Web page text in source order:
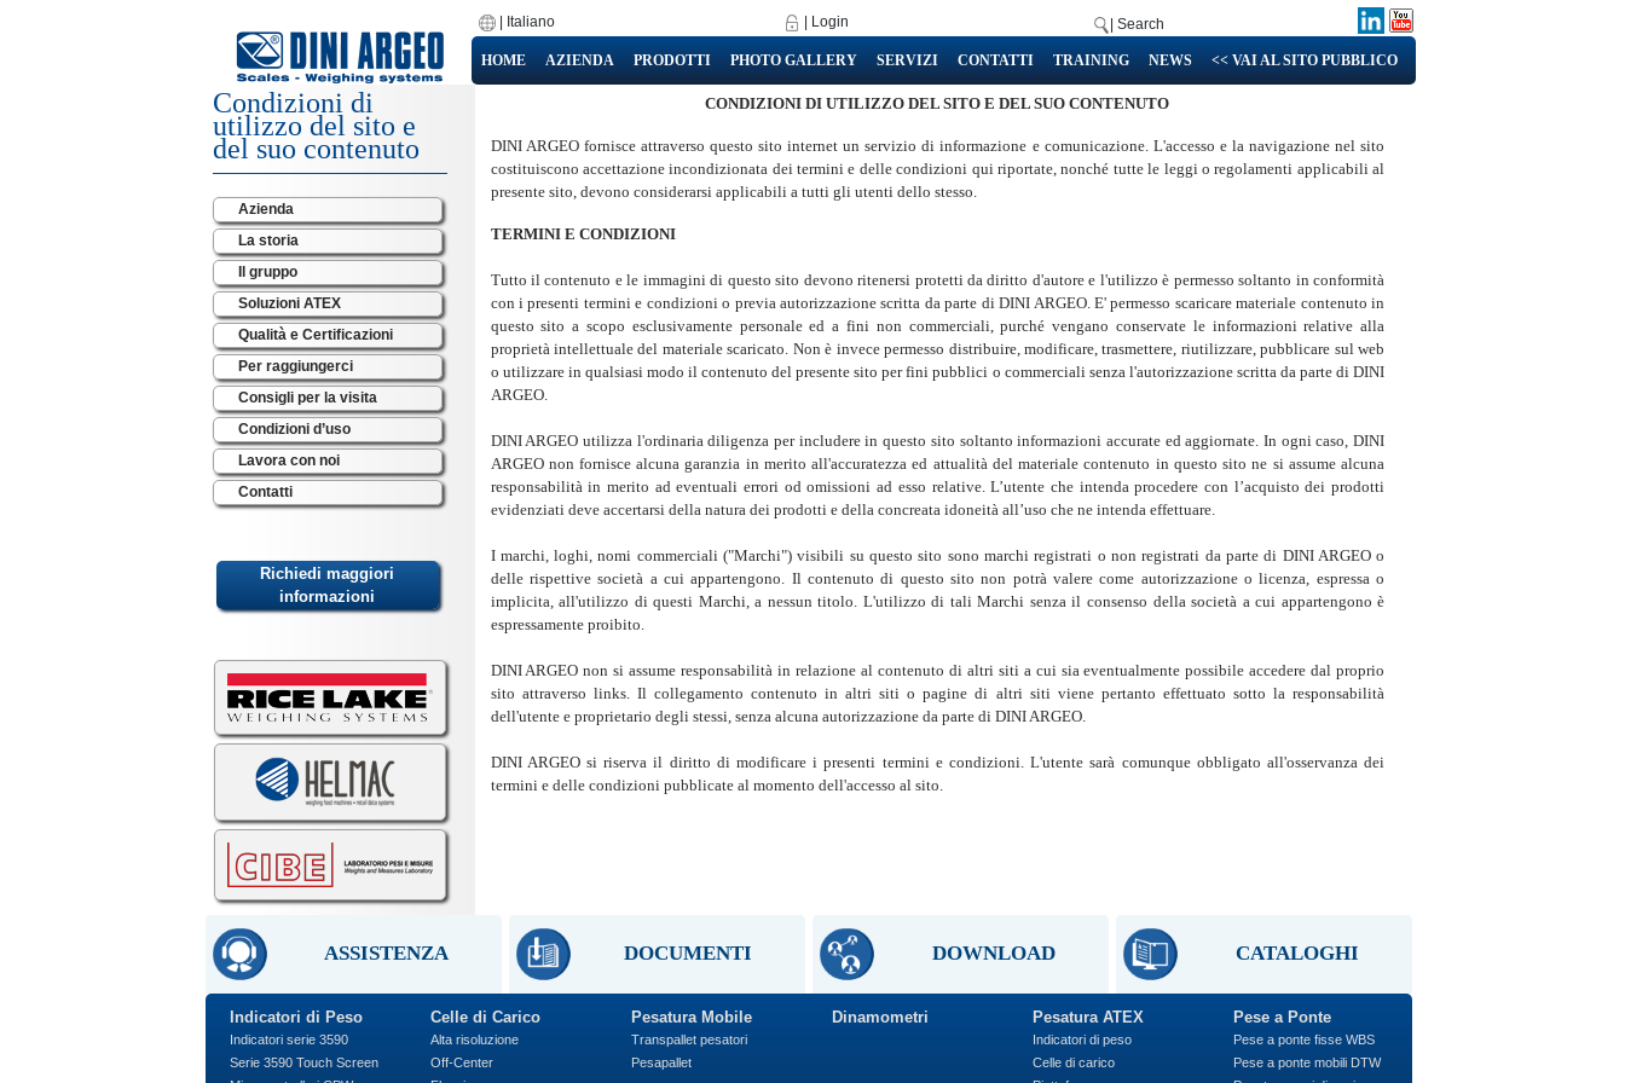
| Italiano Login | Search
HOME AZIENDA PRODOTTI PHOTO GALLERY SERVIZI CONTATTI TRAINING NEWS << VAI AL SITO PUBBLICO
Condizioni di
utilizzo del sito e
del suo contenuto
Azienda
La storia
Il gruppo
Soluzioni ATEX
Qualità e Certificazioni
Per raggiungerci
Consigli per la visita
Condizioni d’uso
Lavora con noi
Contatti
CONDIZIONI DI UTILIZZO DEL SITO E DEL SUO CONTENUTO
DINI ARGEO fornisce attraverso questo sito internet un servizio di informazione e comunicazione. L'accesso e la navigazione nel sito
costituiscono accettazione incondizionata dei termini e delle condizioni qui riportate, nonché tutte le leggi o regolamenti applicabili al
presente sito, devono considerarsi applicabili a tutti gli utenti dello stesso.
TERMINI E CONDIZIONI
Tutto il contenuto e le immagini di questo sito devono ritenersi protetti da diritto d'autore e l'utilizzo è permesso soltanto in conformità
con i presenti termini e condizioni o previa autorizzazione scritta da parte di DINI ARGEO. E' permesso scaricare materiale contenuto in
questo sito a scopo esclusivamente personale ed a fini non commerciali, purché vengano conservate le informazioni relative alla
proprietà intellettuale del materiale scaricato. Non è invece permesso distribuire, modificare, trasmettere, riutilizzare, pubblicare sul web
o utilizzare in qualsiasi modo il contenuto del presente sito per fini pubblici o commerciali senza l'autorizzazione scritta da parte di DINI
ARGEO.
DINI ARGEO utilizza l'ordinaria diligenza per includere in questo sito soltanto informazioni accurate ed aggiornate. In ogni caso, DINI
ARGEO non fornisce alcuna garanzia in merito all'accuratezza ed attualità del materiale contenuto in questo sito ne si assume alcuna
responsabilità in merito ad eventuali errori od omissioni ad esso relative. L’utente che intenda procedere con l’acquisto dei prodotti
evidenziati deve accertarsi della natura dei prodotti e della concreata idoneità all’uso che ne intenda effettuare.
I marchi, loghi, nomi commerciali ("Marchi") visibili su questo sito sono marchi registrati o non registrati da parte di DINI ARGEO o
delle rispettive società a cui appartengono. Il contenuto di questo sito non potrà valere come autorizzazione o licenza, espressa o
implicita, all'utilizzo di questi Marchi, a nessun titolo. L'utilizzo di tali Marchi senza il consenso della società a cui appartengono è
espressamente proibito.
DINI ARGEO non si assume responsabilità in relazione al contenuto di altri siti a cui sia eventualmente possibile accedere dal proprio
sito attraverso links. Il collegamento contenuto in altri siti o pagine di altri siti viene pertanto effettuato sotto la responsabilità
dell'utente e proprietario degli stessi, senza alcuna autorizzazione da parte di DINI ARGEO.
DINI ARGEO si riserva il diritto di modificare i presenti termini e condizioni. L'utente sarà comunque obbligato all'osservanza dei
termini e delle condizioni pubblicate al momento dell'accesso al sito.
ASSISTENZA DOCUMENTI DOWNLOAD CATALOGHI
Indicatori di Peso
Indicatori serie 3590
Serie 3590 Touch Screen
Celle di Carico
Alta risoluzione
Off-Center
Pesatura Mobile
Transpallet pesatori
Pesapallet
Dinamometri Pesatura ATEX
Indicatori di peso
Celle di carico
Pese a Ponte
Pese a ponte fisse WBS
Pese a ponte mobili DTW